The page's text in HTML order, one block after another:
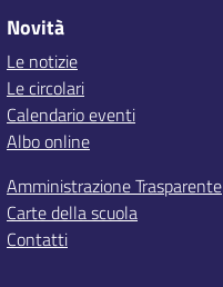
Novità
Le notizie
Le circolari
Calendario eventi
Albo online
Amministrazione Trasparente
Carte della scuola
Contatti